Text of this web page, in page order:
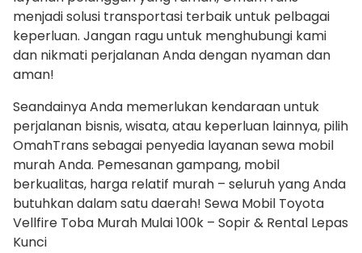
menjadi solusi transportasi terbaik untuk pelbagai
keperluan. Jangan ragu untuk menghubungi kami
dan nikmati perjalanan Anda dengan nyaman dan
aman!
Seandainya Anda memerlukan kendaraan untuk
perjalanan bisnis, wisata, atau keperluan lainnya, pilih
OmahTrans sebagai penyedia layanan sewa mobil
murah Anda. Pemesanan gampang, mobil
berkualitas, harga relatif murah – seluruh yang Anda
butuhkan dalam satu daerah! Sewa Mobil Toyota
Vellfire Toba Murah Mulai 100k – Sopir & Rental Lepas
Kunci